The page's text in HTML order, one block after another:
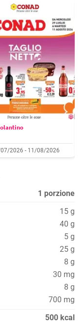
2026 - 11/08/2026
1 porzione
15 g
40 g
5 g
25 g
8 g
30 mg
8 g
700 mg
500 kcal